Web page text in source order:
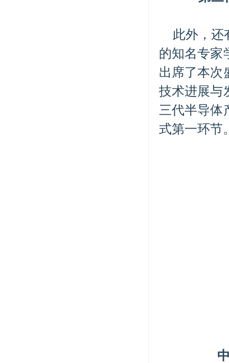
此外，还
的知名专家
出席了本次
技术进展与
三代半导体
式第一环节